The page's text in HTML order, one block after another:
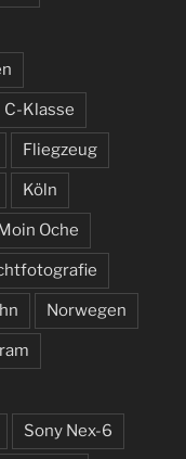
C-Klasse
Fliegzeug
Köln
Oche
Norwegen
Sony Nex-6